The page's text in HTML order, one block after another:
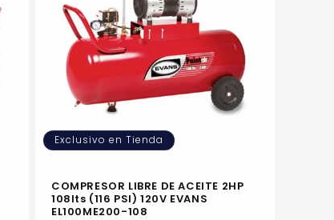
Exclusivo en Tienda
COMPRESOR LIBRE DE ACEITE 2HP
108lts (116 PSI) 120V EVANS
EL100ME200-108